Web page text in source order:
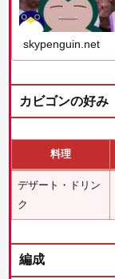
skypenguin.net
カビゴンの好み
料理
デザート・ドリン
ク
編成